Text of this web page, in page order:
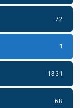
72
1
1831
68